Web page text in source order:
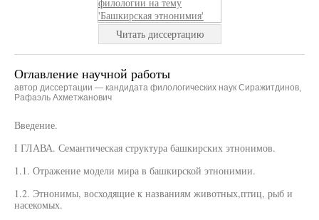
Читать диссертацию
Оглавление научной работы
автор диссертации — кандидата филологических наук Сиражитдинов,
Рафаэль Ахметжанович
Введение.
I ГЛАВА. Семантическая структура башкирских этнонимов.
1.1. Отражение модели мира в башкирской этнонимии.
1.2. Этнонимы, восходящие к названиям животных,птиц, рыб и
насекомых.